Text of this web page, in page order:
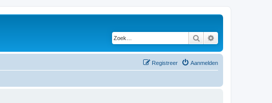
Zoek
Aanmelden
Registreer